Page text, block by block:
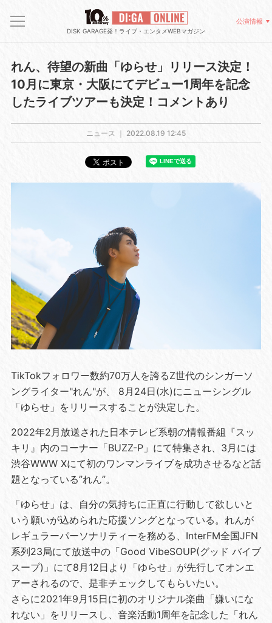
DISK GARAGE発！ライブ・エンタメWEBマガジン
公演情報
れん、待望の新曲「ゆらせ」リリース決定！
10月に東京・大阪にてデビュー1周年を記念
したライブツアーも決定！コメントあり
ニュース ｜ 2022.08.19 12:45
TikTokフォロワー数約70万人を誇るZ世代のシンガーソ
ングライター"れん"が、 8月24日(水)にニューシングル
「ゆらせ」をリリースすることが決定した。
2022年2月放送された日本テレビ系朝の情報番組『スッ
キリ』内のコーナー「BUZZ-P」にて特集され、3月には
渋谷WWW Xにて初のワンマンライブを成功させるなど話
題となっている”れん”。
「ゆらせ」は、自分の気持ちに正直に行動して欲しいと
いう願いが込められた応援ソングとなっている。れんが
レギュラーパーソナリティーを務める、InterFM全国JFN
系列23局にて放送中の「Good VibeSOUP(グッド バイブ
スープ)」にて8月12日より「ゆらせ」が先行してオンエ
アーされるので、是非チェックしてもらいたい。
さらに2021年9月15日に初のオリジナル楽曲「嫌いにな
れない」をリリースし、音楽活動1周年を記念した「れん